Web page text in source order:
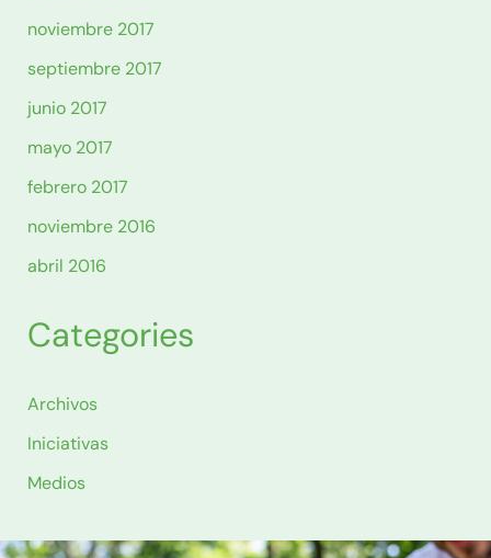
noviembre 2017
septiembre 2017
junio 2017
mayo 2017
febrero 2017
noviembre 2016
abril 2016
Categories
Archivos
Iniciativas
Medios